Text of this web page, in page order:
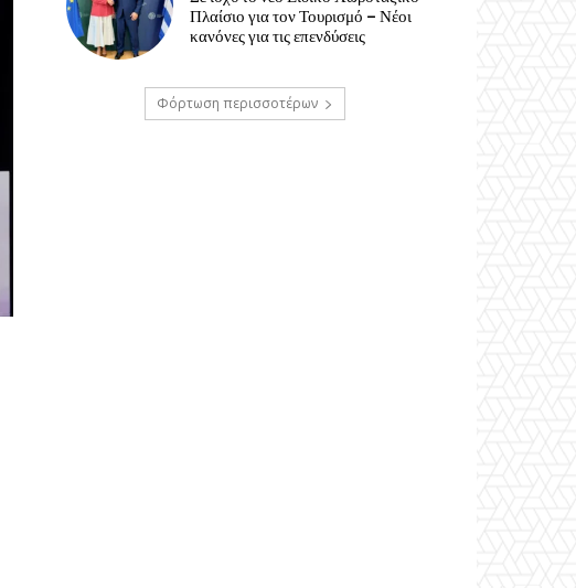
Πλαίσιο για τον Τουρισμό – Νέοι
κανόνες για τις επενδύσεις
Φόρτωση περισσοτέρων